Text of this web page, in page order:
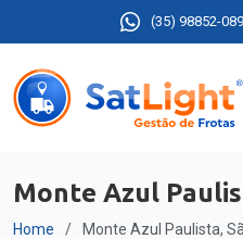
(35) 98852-
Monte Azul
Home Monte Azul Paulista,